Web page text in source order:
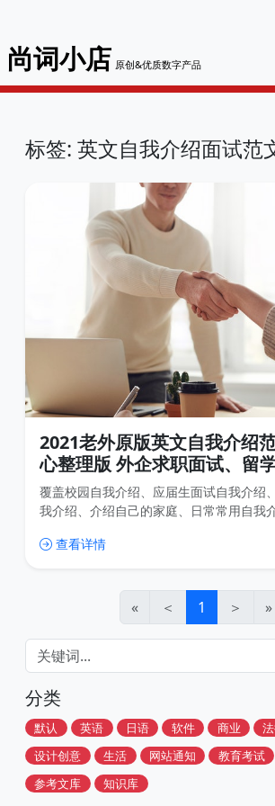
尚词小店 原创&优质数字产品
标签: 英文自我介绍面试范
2021老外原版英文自我介绍
心整理版 外企求职面试、留
覆盖校园自我介绍、应届生面试自我介绍
我介绍、介绍自己的家庭、日常常用自我
查看详情
« ＜ 1 ＞ »
分类
默认 英语 日语 软件 商业
设计创意
生活 网站通知 教育考试
参考文库
知识库